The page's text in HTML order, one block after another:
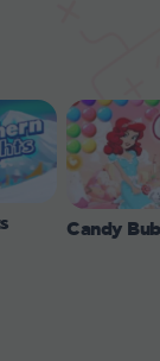
Candy